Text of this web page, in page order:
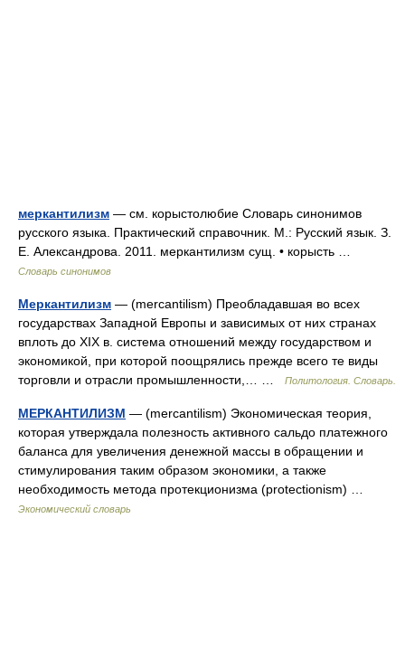
меркантилизм — см. корыстолюбие Словарь синонимов
русского языка. Практический справочник. М.: Русский язык. З.
Е. Александрова. 2011. меркантилизм сущ. • корысть …
Словарь синонимов
Меркантилизм — (mercantilism) Преобладавшая во всех
государствах Западной Европы и зависимых от них странах
вплоть до XIX в. система отношений между государством и
экономикой, при которой поощрялись прежде всего те виды
торговли и отрасли промышленности,… …
Политология. Словарь.
МЕРКАНТИЛИЗМ — (mercantilism) Экономическая теория,
которая утверждала полезность активного сальдо платежного
баланса для увеличения денежной массы в обращении и
стимулирования таким образом экономики, а также
необходимость метода протекционизма (protectionism) …
Экономический словарь